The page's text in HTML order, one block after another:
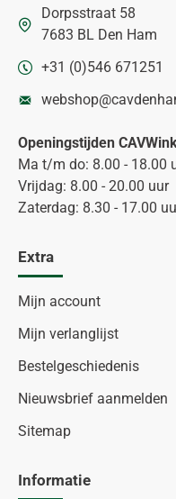
Dorpsstraat 58
7683 BL Den Ham
+31 (0)546 671251
Openingstijden
Ma t/m do: 8.00 - 18.00
Vrijdag: 8.00 - 20.00 uur
Zaterdag: 8.30 - 17.00
Extra
Mijn account
Mijn verlanglijst
Bestelgeschiedenis
Nieuwsbrief aanmelden
Sitemap
Informatie